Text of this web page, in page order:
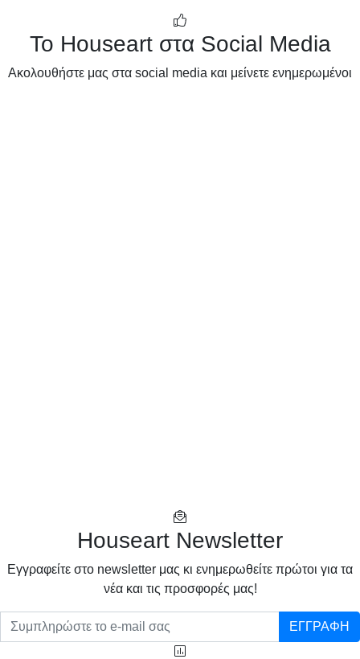
Το Houseart στα Social Media
Ακολουθήστε μας στα social media και μείνετε ενημερωμένοι
Houseart Newsletter
Eγγραφείτε στο newsletter μας κι ενημερωθείτε πρώτοι για τα
νέα και τις προσφορές μας!
ΕΓΓΡΑΦΗ